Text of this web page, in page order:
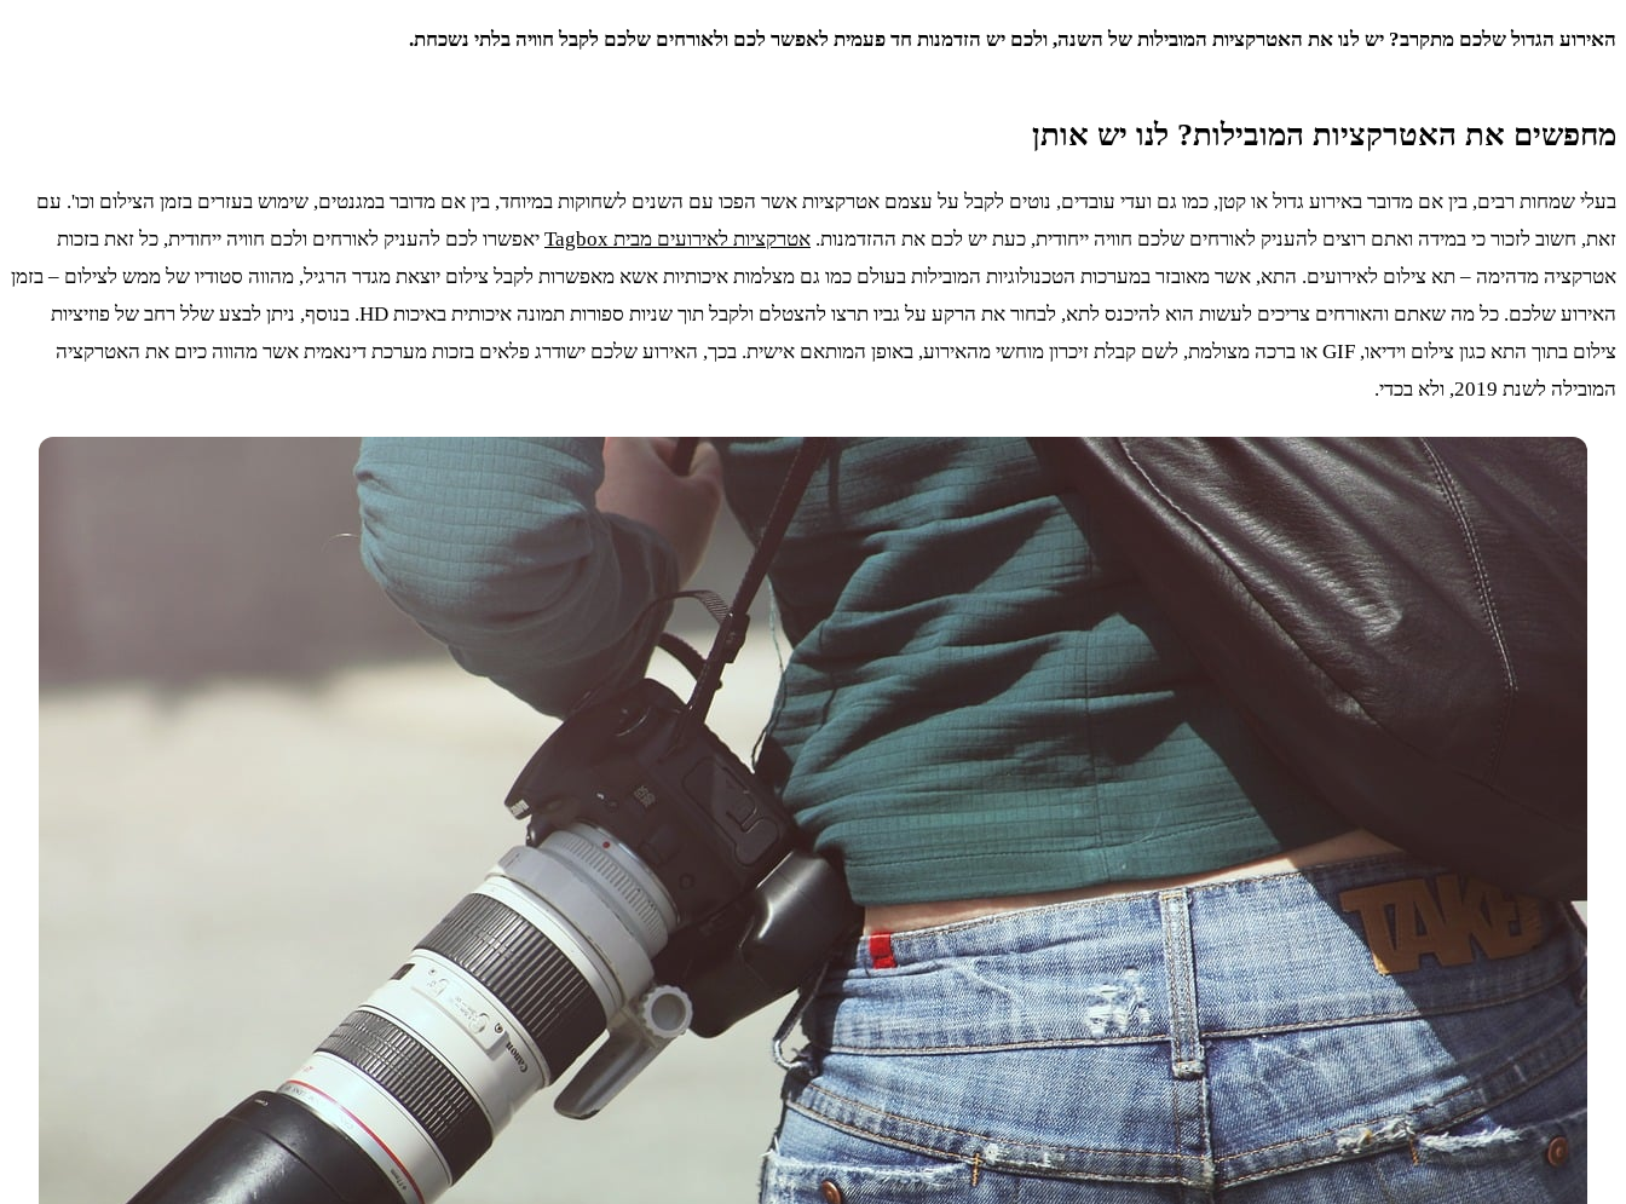
האירוע הגדול שלכם מתקרב? יש לנו את האטרקציות המובילות של השנה, ולכם יש הזדמנות חד פעמית לאפשר לכם ולאורחים שלכם לקבל חוויה בלתי נשכחת.
מחפשים את האטרקציות המובילות? לנו יש אותן
בעלי שמחות רבים, בין אם מדובר באירוע גדול או קטן, כמו גם ועדי עובדים, נוטים לקבל על עצמם אטרקציות אשר הפכו עם השנים לשחוקות במיוחד, בין אם מדובר במגנטים, שימוש בעזרים בזמן הצילום וכו'. עם
זאת, חשוב לזכור כי במידה ואתם רוצים להעניק לאורחים שלכם חוויה ייחודית, כעת יש לכם את ההזדמנות. אטרקציות לאירועים מבית Tagbox
יאפשרו לכם להעניק לאורחים ולכם חוויה ייחודית, כל זאת בזכות
אטרקציה מדהימה – תא צילום לאירועים. התא, אשר מאובזר במערכות הטכנולוגיות המובילות בעולם כמו גם מצלמות איכותיות אשא מאפשרות לקבל צילום יוצאת מגדר הרגיל, מהווה סטודיו של ממש לצילום – בזמן
האירוע שלכם. כל מה שאתם והאורחים צריכים לעשות הוא להיכנס לתא, לבחור את הרקע על גביו תרצו להצטלם ולקבל תוך שניות ספורות תמונה איכותית באיכות HD. בנוסף, ניתן לבצע שלל רחב של פוזיציות
צילום בתוך התא כגון צילום וידיאו, GIF או ברכה מצולמת, לשם קבלת זיכרון מוחשי מהאירוע, באופן המותאם אישית. בכך, האירוע שלכם ישודרג פלאים בזכות מערכת דינאמית אשר מהווה כיום את האטרקציה
המובילה לשנת 2019, ולא בכדי.